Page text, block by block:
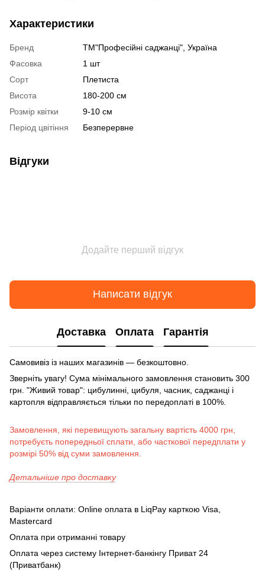
Характеристики
Бренд
ТМ"Професійні саджанці", Україна
Фасовка
1 шт
Сорт
Плетиста
Висота
180-200 см
Розмір квітки
9-10 см
Період цвітіння
Безперервне
Відгуки
Додайте перший відгук
Написати відгук
Доставка Оплата Гарантія
Самовивіз із наших магазинів — безкоштовно.
Зверніть увагу! Сума мінімального замовлення становить 300
грн. "Живий товар": цибулинні, цибуля, часник, саджанці і
картопля відправляється тільки по передоплаті в 100%.
Замовлення, які перевищують загальну вартість 4000 грн,
потребуєть попередньої сплати, або часткової передплати у
розмірі 50% від суми замовлення.
Детальніше про доставку
Варіанти оплати: Online оплата в LiqPay карткою Visa,
Mastercard
Оплата при отриманні товару
Оплата через систему Інтернет-банкінгу Приват 24
(Приватбанк)